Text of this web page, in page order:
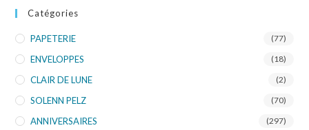
Catégories
PAPETERIE (77)
ENVELOPPES (18)
CLAIR DE LUNE (2)
SOLENN PELZ (70)
ANNIVERSAIRES (297)